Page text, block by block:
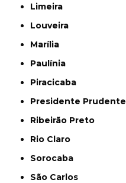
Limeira
Louveira
Marília
Paulínia
Piracicaba
Presidente Prudente
Ribeirão Preto
Rio Claro
Sorocaba
São Carlos